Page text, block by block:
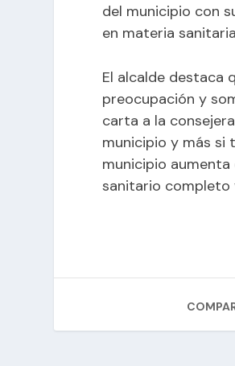
del municipio con
en materia
El alcalde destaca
preocupación y
carta a la
municipio y más si
municipio
sanitario completo